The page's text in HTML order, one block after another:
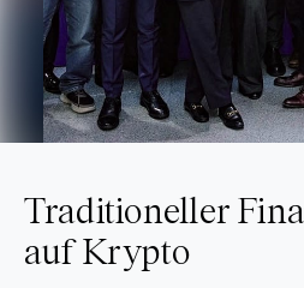
Traditioneller
auf Krypto